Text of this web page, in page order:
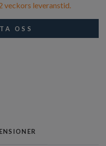
veckors leveranstid.
OSS